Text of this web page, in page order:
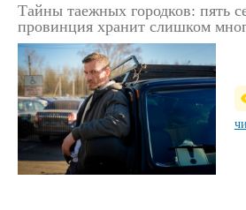
Тайны таежных городков: пять
провинция хранит слишком